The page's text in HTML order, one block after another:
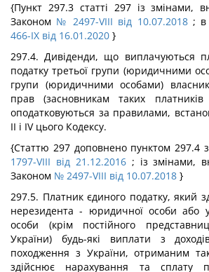
{Пункт 297.3 статті 297 із змінами,
Законом № 2497-VIII від 10.07.2018; в
466-IX від 16.01.2020 }
297.4. Дивіденди, що виплачуються
податку третьої групи (юридичними
групи (юридичними особами)
прав (засновникам таких платників
оподатковуються за правилами,
II і IV цього Кодексу.
{Статтю 297 доповнено пунктом 297.4
1797-VIII від 21.12.2016; із змінами,
Законом № 2497-VIII від 10.07.2018 }
297.5. Платник єдиного податку, який
нерезидента - юридичної особи або
особи (крім постійного
України) будь-які виплати з
походження з України, отриманим
здійснює нарахування та сплату